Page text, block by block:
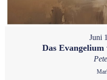
Juni
Das Evangelium